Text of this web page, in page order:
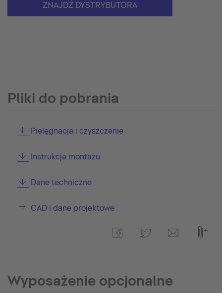
ZNAJDŹ DYSTRYBUTORA
Pliki do pobrania
Pielęgnacja i czyszczenie
Instrukcja montażu
Dane techniczne
CAD i dane projektowe
Wyposażenie opcjonalne